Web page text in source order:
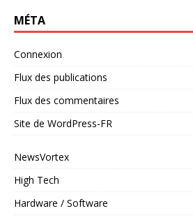
MÉTA
Connexion
Flux des publications
Flux des commentaires
Site de WordPress-FR
NewsVortex
High Tech
Hardware / Software